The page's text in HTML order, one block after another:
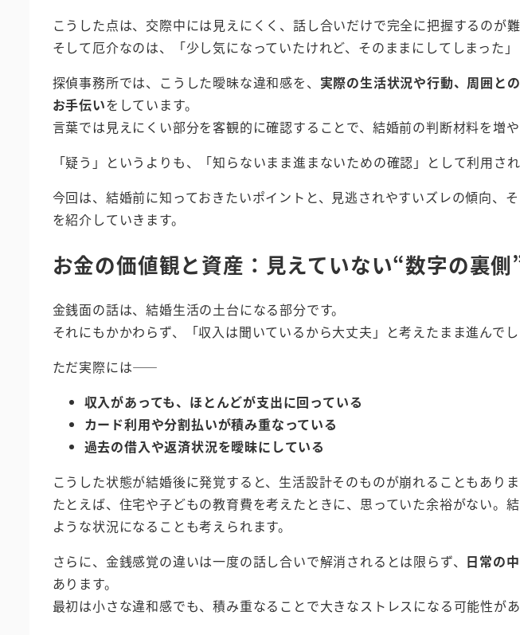
こうした点は、交際中には見えにくく、話し合いだけで完全に把握するのが
そして厄介なのは、「少し気になっていたけれど、そのままにしてしまった
探偵事務所では、こうした曖昧な違和感を、 実際の生活状況や行動、周囲と
お手伝いをしています。
言葉では見えにくい部分を客観的に確認することで、結婚前の判断材料を増や
「疑う」というよりも、「知らないまま進まないための確認」として利用さ
今回は、結婚前に知っておきたいポイントと、見逃されやすいズレの傾向、
を紹介していきます。
お金の価値観と資産：見えていない“数字の裏
金銭面の話は、結婚生活の土台になる部分です。
それにもかかわらず、「収入は聞いているから大丈夫」と考えたまま進んで
ただ実際には――
収入があっても、ほとんどが支出に回っている
カード利用や分割払いが積み重なっている
過去の借入や返済状況を曖昧にしている
こうした状態が結婚後に発覚すると、生活設計そのものが崩れることもありま
たとえば、住宅や子どもの教育費を考えたときに、思っていた余裕がない。
ような状況になることも考えられます。
さらに、金銭感覚の違いは一度の話し合いで解消されるとは限らず、 日常の
あります。
最初は小さな違和感でも、積み重なることで大きなストレスになる可能性があ